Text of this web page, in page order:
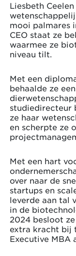
Liesbeth
mooi palmares
CEO staat ze
waarmee ze
niveau tilt.
Met een
behaalde ze
studiedirecteur
ze haar
en scherpte ze
Met een hart
over naar de
startups en
leverde aan tal
in de
2024 besloot
extra kracht bij
Executive MBA